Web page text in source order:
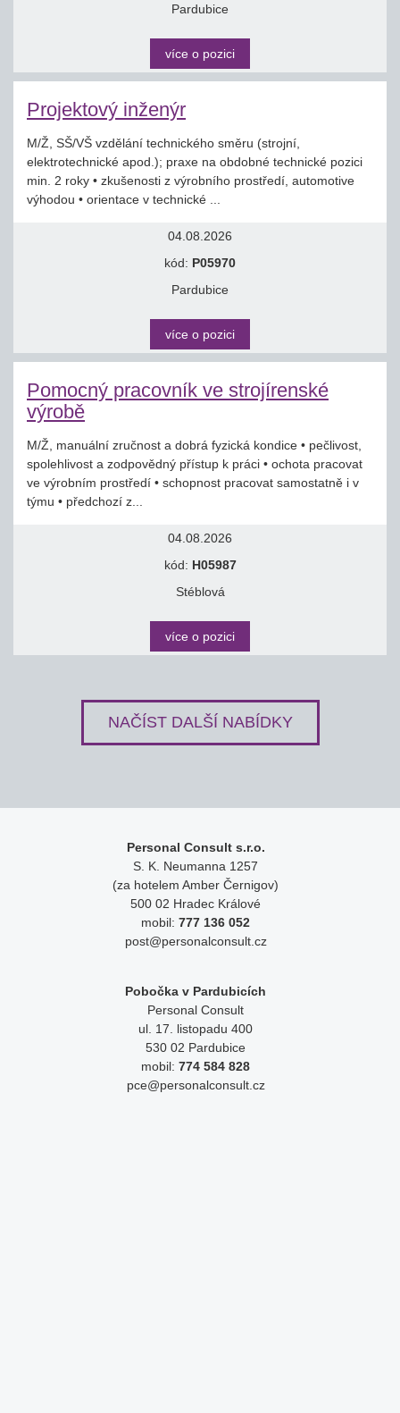
Pardubice
více o pozici
Projektový inženýr
M/Ž, SŠ/VŠ vzdělání technického směru (strojní,
elektrotechnické apod.); praxe na obdobné technické pozici
min. 2 roky • zkušenosti z výrobního prostředí, automotive
výhodou • orientace v technické ...
04.08.2026
kód: P05970
Pardubice
více o pozici
Pomocný pracovník ve strojírenské
výrobě
M/Ž, manuální zručnost a dobrá fyzická kondice • pečlivost,
spolehlivost a zodpovědný přístup k práci • ochota pracovat
ve výrobním prostředí • schopnost pracovat samostatně i v
týmu • předchozí z...
04.08.2026
kód: H05987
Stéblová
více o pozici
NAČÍST DALŠÍ NABÍDKY
Personal Consult s.r.o.
S. K. Neumanna 1257
(za hotelem Amber Černigov)
500 02 Hradec Králové
mobil: 777 136 052
post@personalconsult.cz
Pobočka v Pardubicích
Personal Consult
ul. 17. listopadu 400
530 02 Pardubice
mobil: 774 584 828
pce@personalconsult.cz